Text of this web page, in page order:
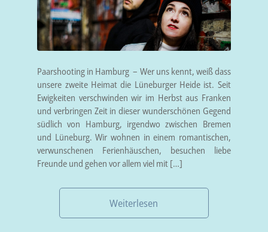
Paarshooting in Hamburg – Wer uns kennt, weiß dass
unsere zweite Heimat die Lüneburger Heide ist. Seit
Ewigkeiten verschwinden wir im Herbst aus Franken
und verbringen Zeit in dieser wunderschönen Gegend
südlich von Hamburg, irgendwo zwischen Bremen
und Lüneburg. Wir wohnen in einem romantischen,
verwunschenen Ferienhäuschen, besuchen liebe
Freunde und gehen vor allem viel mit […]
Weiterlesen